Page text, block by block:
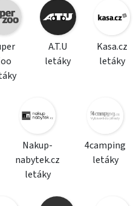
A.T.U
letáky
Kasa.cz
letáky
Nakup-
nabytek.cz
letáky
4camping
letáky